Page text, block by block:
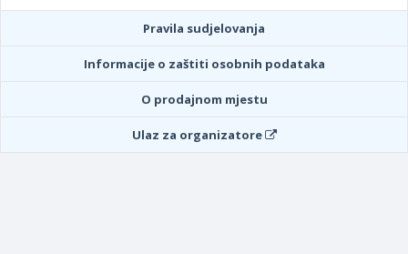
Pravila sudjelovanja
Informacije o zaštiti osobnih podataka
O prodajnom mjestu
Ulaz za organizatore